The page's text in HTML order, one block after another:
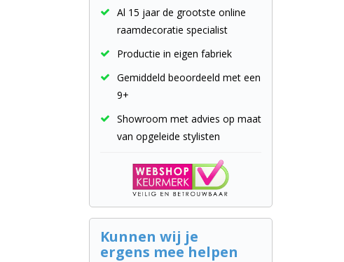
Al 15 jaar de grootste online
raamdecoratie specialist
Productie in eigen fabriek
Gemiddeld beoordeeld met een
9+
Showroom met advies op maat
van opgeleide stylisten
Kunnen wij je
ergens mee helpen